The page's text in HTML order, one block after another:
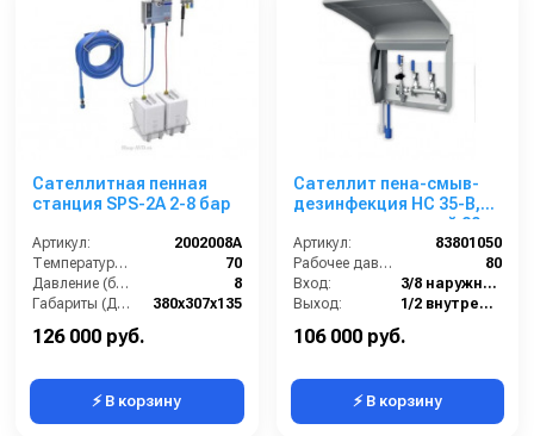
Сателлитная пенная
станция SPS-2A 2-8 бар
Артикул:
2002008A
Температура (°C):
70
Давление (бар):
8
Габариты (ДхШхВ):
380х307х135
126 000 руб.
⚡ В корзину
Сателлит пена-смыв-
дезинфекция HC 35-B,
централизованный 80
бар, вход 3/8 ш, выход
1/2 г
Артикул:
83801050
Рабочее давление (бар):
80
Вход:
3/8 наружняя резьба
Выход:
1/2 внутренняя резьба
106 000 руб.
⚡ В корзину